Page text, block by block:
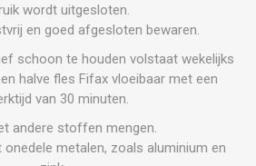
wordt uitgesloten.
en goed afgesloten bewaren.
schoon te houden volstaat wekelijks
halve fles Fifax vloeibaar met een
van 30 minuten.
andere stoffen mengen.
metalen, zoals aluminium en